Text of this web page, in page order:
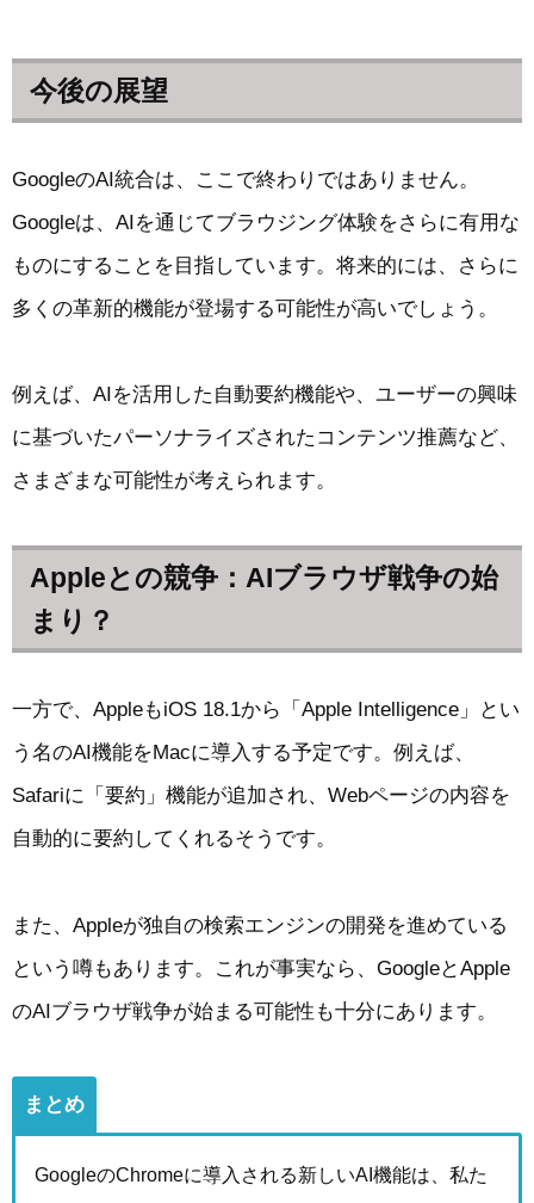
今後の展望
GoogleのAI統合は、ここで終わりではありません。
Googleは、AIを通じてブラウジング体験をさらに有用な
ものにすることを目指しています。将来的には、さらに
多くの革新的機能が登場する可能性が高いでしょう。
例えば、AIを活用した自動要約機能や、ユーザーの興味
に基づいたパーソナライズされたコンテンツ推薦など、
さまざまな可能性が考えられます。
Appleとの競争：AIブラウザ戦争の始
まり？
一方で、AppleもiOS 18.1から「Apple Intelligence」とい
う名のAI機能をMacに導入する予定です。例えば、
Safariに「要約」機能が追加され、Webページの内容を
自動的に要約してくれるそうです。
また、Appleが独自の検索エンジンの開発を進めている
という噂もあります。これが事実なら、GoogleとApple
のAIブラウザ戦争が始まる可能性も十分にあります。
まとめ
GoogleのChromeに導入される新しいAI機能は、私た